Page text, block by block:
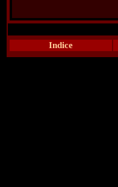
Indice